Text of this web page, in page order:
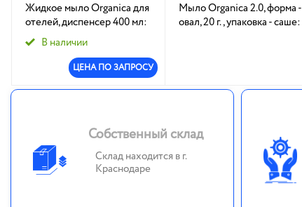
Жидкое мыло Organica для
отелей, диспенсер 400 мл:
1/20В наличии
ЦЕНА ПО ЗАПРОСУ
Мыло Organica 2.0, форма -
овал, 20 г., упаковка - саше:
Собственный склад
Склад находится в г.
Краснодаре